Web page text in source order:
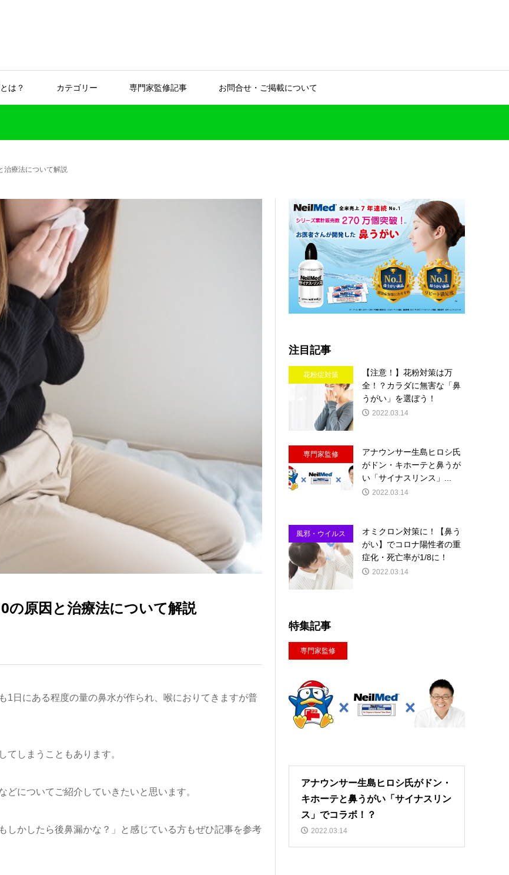
は？ カテゴリー 専門家監修記事 お問合せ・ご掲載について
治療法について解説
の原因と治療法について解説
1日にある程度の量の鼻水が作られ、喉におりてきますが普
てしまうこともあります。
についてご紹介していきたいと思います。
しかしたら後鼻漏かな？」と感じている方もぜひ記事を参考
注目記事
花粉症対策
【注意！】花粉対策は万
全！？カラダに無害な「鼻
うがい」を選ぼう！
2022.03.14
専門家監修
アナウンサー生島ヒロシ氏
がドン・キホーテと鼻うが
い「サイナスリンス」...
2022.03.14
風邪・ウイルス
対策
オミクロン対策に！【鼻う
がい】でコロナ陽性者の重
症化・死亡率が1/8に！
2022.03.14
特集記事
専門家監修
アナウンサー生島ヒロシ氏がドン・
キホーテと鼻うがい「サイナスリン
ス」でコラボ！？
2022.03.14